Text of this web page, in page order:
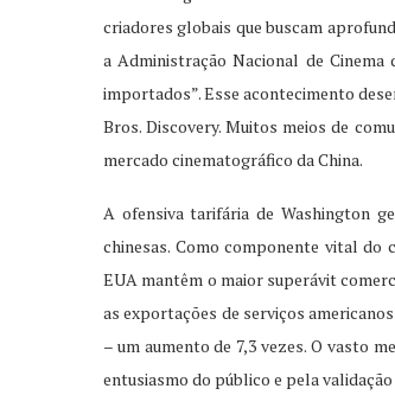
criadores globais que buscam
a Administração Nacional de Cinema
importados”. Esse acontecimento
Bros. Discovery. Muitos meios de
mercado cinematográfico da China.
A ofensiva tarifária de Washington
chinesas. Como componente vital do
EUA mantêm o maior superávit
as exportações de serviços
– um aumento de 7,3 vezes. O vasto
entusiasmo do público e pela